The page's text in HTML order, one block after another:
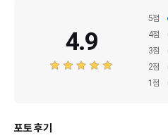
4.9
5점
4점
3점
2점
1 점
포토 후기